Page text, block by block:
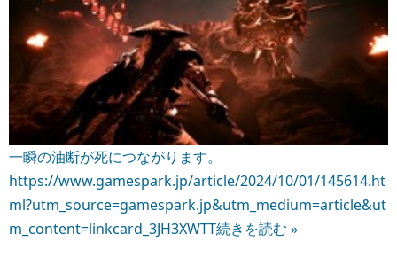
一瞬の油断が死につながります。
https://www.gamespark.jp/article/2024/10/01/145614.ht
ml?utm_source=gamespark.jp&utm_medium=article&ut
m_content=linkcard_3JH3XWTT続きを読む »